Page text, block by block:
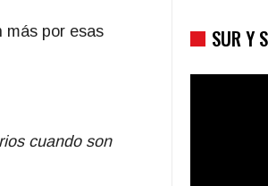
más por esas
cuando son
SUR Y